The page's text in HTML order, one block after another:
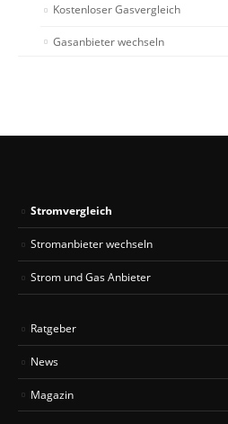
Kostenloser Gasvergleich
Gasanbieter wechseln
Stromvergleich
Stromanbieter wechseln
Strom und Gas Anbieter
Ratgeber
News
Magazin